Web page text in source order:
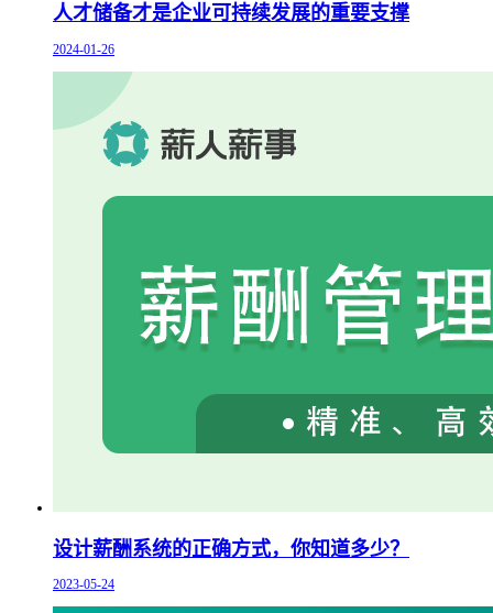
人才储备才是企业可持续发展的重要支撑
2024-01-26
设计薪酬系统的正确方式，你知道多少？
2023-05-24